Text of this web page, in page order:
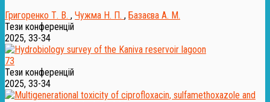
Григоренко Т. В. , Чужма Н. П. , Базаєва А. М.
Тези конференцій
2025, 33-34
73
Тези конференцій
2025, 33-34